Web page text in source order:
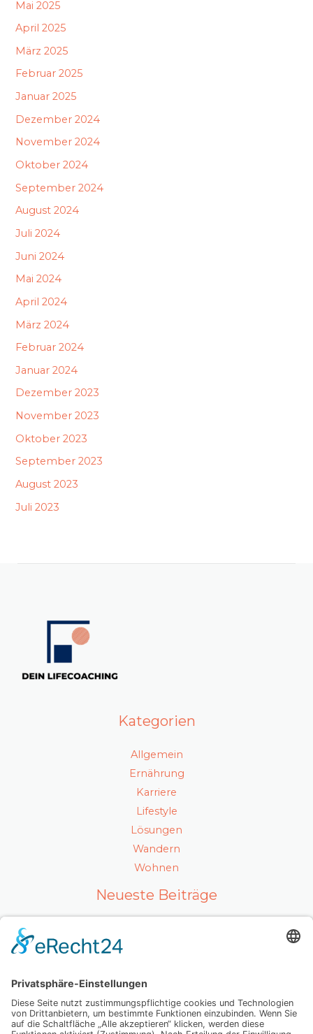
Mai 2025
April 2025
März 2025
Februar 2025
Januar 2025
Dezember 2024
November 2024
Oktober 2024
September 2024
August 2024
Juli 2024
Juni 2024
Mai 2024
April 2024
März 2024
Februar 2024
Januar 2024
Dezember 2023
November 2023
Oktober 2023
September 2023
August 2023
Juli 2023
Kategorien
Allgemein
Ernährung
Karriere
Lifestyle
Lösungen
Wandern
Wohnen
Neueste Beiträge
Luxuriöses Haarvolumen ohne Kompromisse – so
Mit Ausstrahlung und Selbstvertrauen überzeugen
Wenn Abschiednehmen zur Herausforderung wird:
Was Sie wirklich wissen sollten